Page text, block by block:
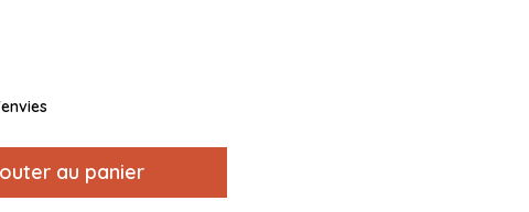
au panier